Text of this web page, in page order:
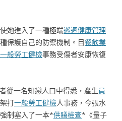
她進入了一種極端巡迴健康管理
保護自己的防禦機制。目餐飲業
一般勞工健檢事務受傷者安康恢復
從一名知戀人口中得悉，產生員
打一般勞工健檢人事務，今張水
制塞入了一本*供膳檢查*《量子